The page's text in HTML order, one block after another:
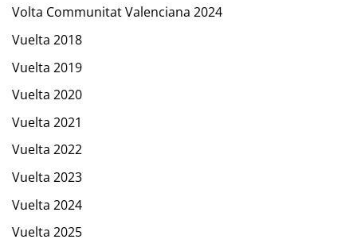
Volta Communitat Valenciana 2024
Vuelta 2018
Vuelta 2019
Vuelta 2020
Vuelta 2021
Vuelta 2022
Vuelta 2023
Vuelta 2024
Vuelta 2025